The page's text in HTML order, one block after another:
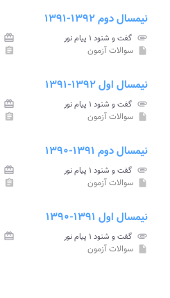
نیمسال دوم ۱۳۹۲-۱۳۹۱
attachment گفت و شنود ۱ پیام نور card_giftcard
insert_drive_file سوالات آزمون assignment
نیمسال اول ۱۳۹۲-۱۳۹۱
attachment گفت و شنود ۱ پیام نور card_giftcard
insert_drive_file سوالات آزمون assignment
نیمسال دوم ۱۳۹۱-۱۳۹۰
attachment گفت و شنود ۱ پیام نور card_giftcard
insert_drive_file سوالات آزمون assignment
نیمسال اول ۱۳۹۱-۱۳۹۰
attachment گفت و شنود ۱ پیام نور card_giftcard
insert_drive_file سوالات آزمون